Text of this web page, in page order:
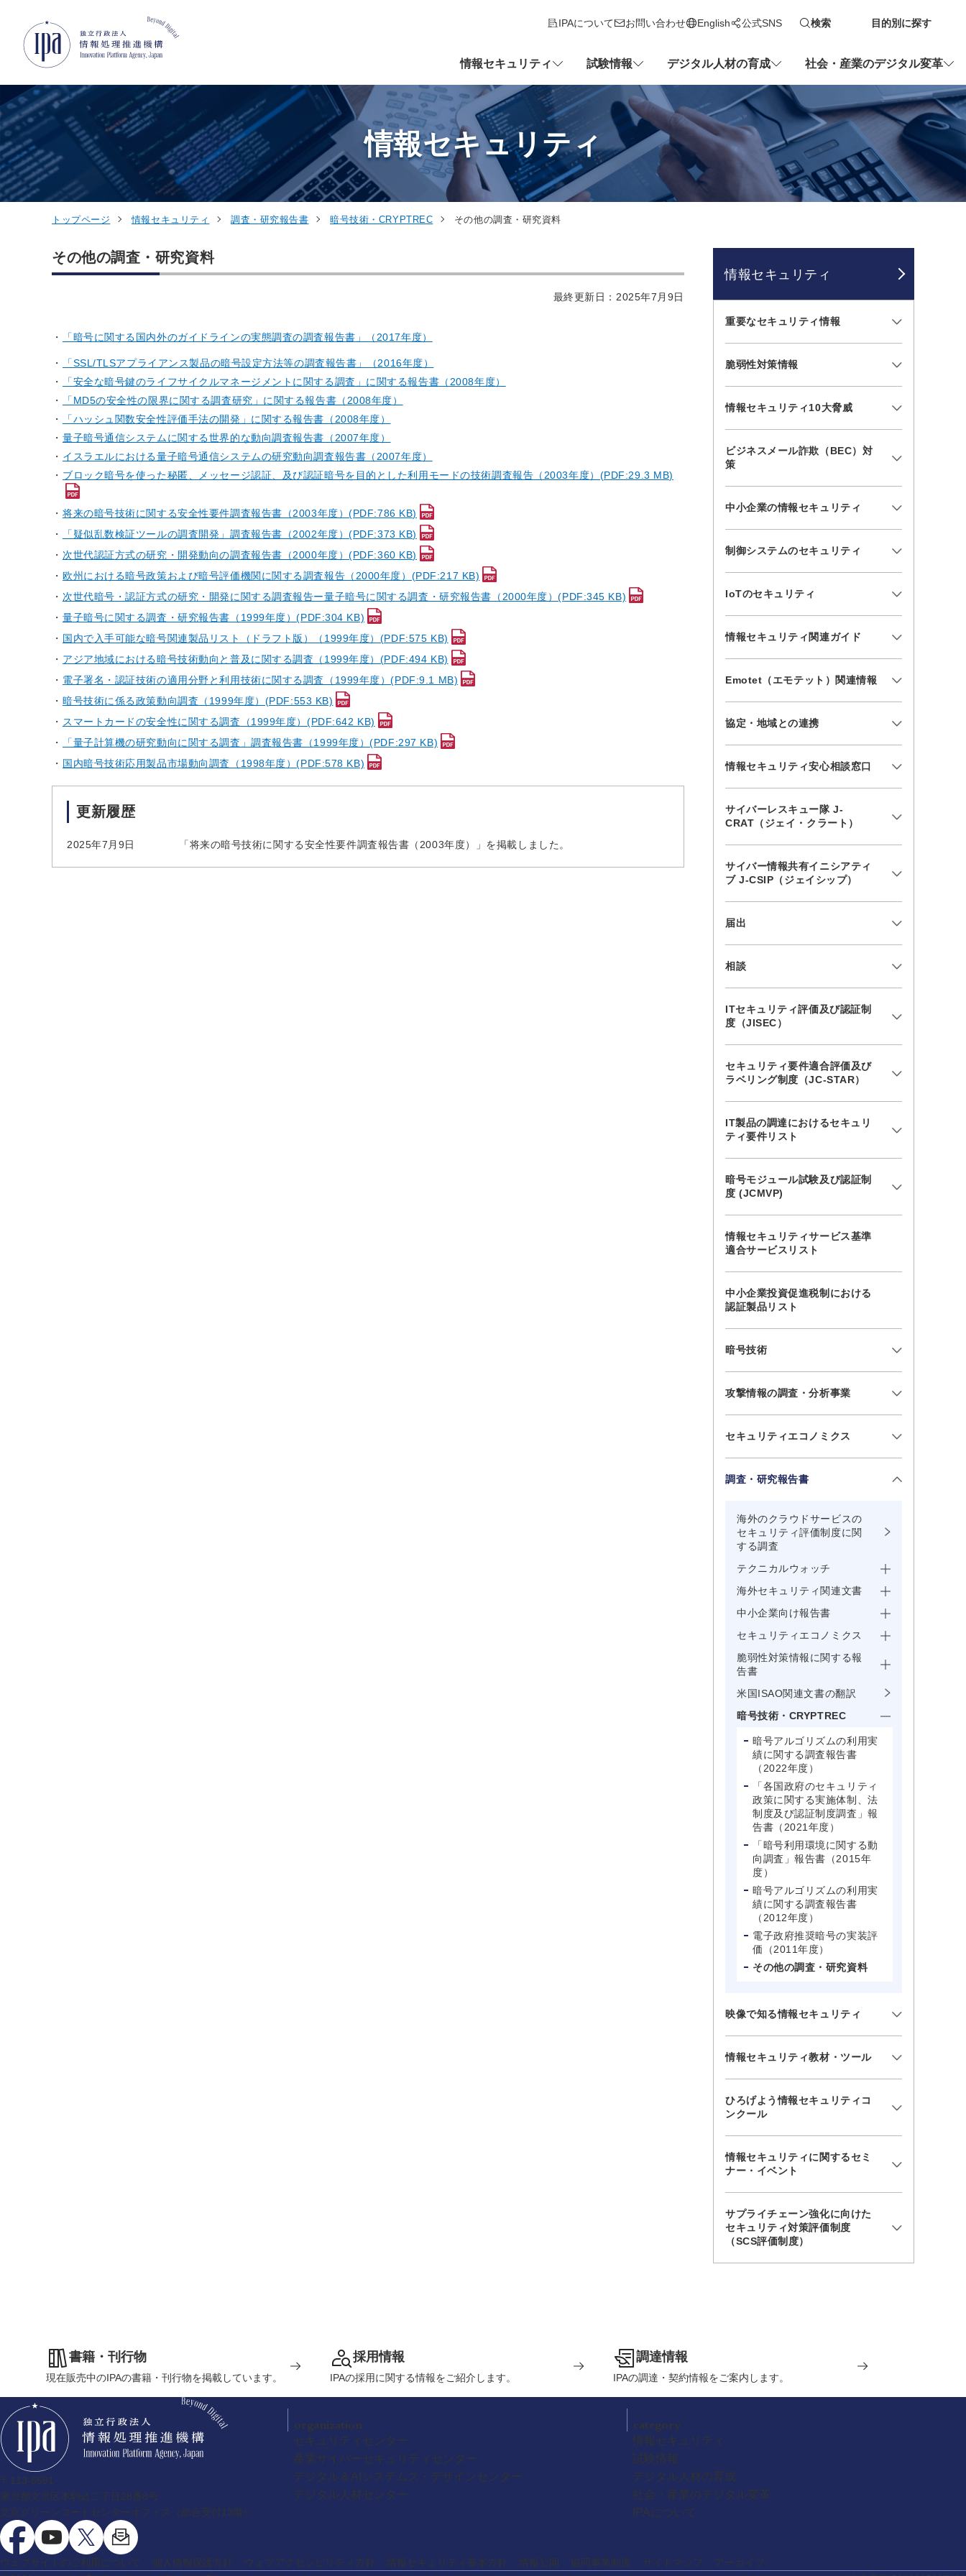
IPAについて
お問い合わせ English
新しいタブで開きます
公式SNS 検索 目的別に探す
情報セキュリティ 試験情報 デジタル人材の育成 社会・産業のデジタル変革
情報セキュリティ
トップページ 情報セキュリティ 調査・研究報告書 暗号技術・CRYPTREC その他の調査・研究資料
その他の調査・研究資料
最終更新日：2025年7月9日
「暗号に関する国内外のガイドラインの実態調査の調査報告書」（2017年度）
「SSL/TLSアプライアンス製品の暗号設定方法等の調査報告書」（2016年度）
「安全な暗号鍵のライフサイクルマネージメントに関する調査」に関する報告書（2008年度）
「MD5の安全性の限界に関する調査研究」に関する報告書（2008年度）
「ハッシュ関数安全性評価手法の開発」に関する報告書（2008年度）
量子暗号通信システムに関する世界的な動向調査報告書（2007年度）
イスラエルにおける量子暗号通信システムの研究動向調査報告書（2007年度）
ブロック暗号を使った秘匿、メッセージ認証、及び認証暗号を目的とした利用モードの技術調査報告（2003年度）(PDF:29.3 MB)
将来の暗号技術に関する安全性要件調査報告書（2003年度）(PDF:786 KB)
「疑似乱数検証ツールの調査開発」調査報告書（2002年度）(PDF:373 KB)
次世代認証方式の研究・開発動向の調査報告書（2000年度）(PDF:360 KB)
欧州における暗号政策および暗号評価機関に関する調査報告（2000年度）(PDF:217 KB)
次世代暗号・認証方式の研究・開発に関する調査報告ー量子暗号に関する調査・研究報告書（2000年度）(PDF:345 KB)
量子暗号に関する調査・研究報告書（1999年度）(PDF:304 KB)
国内で入手可能な暗号関連製品リスト（ドラフト版）（1999年度）(PDF:575 KB)
アジア地域における暗号技術動向と普及に関する調査（1999年度）(PDF:494 KB)
電子署名・認証技術の適用分野と利用技術に関する調査（1999年度）(PDF:9.1 MB)
暗号技術に係る政策動向調査（1999年度）(PDF:553 KB)
スマートカードの安全性に関する調査（1999年度）(PDF:642 KB)
「量子計算機の研究動向に関する調査」調査報告書（1999年度）(PDF:297 KB)
国内暗号技術応用製品市場動向調査（1998年度）(PDF:578 KB)
更新履歴
2025年7月9日 「将来の暗号技術に関する安全性要件調査報告書（2003年度）」を掲載しました。
情報セキュリティ
重要なセキュリティ情報
脆弱性対策情報
情報セキュリティ10大脅威
ビジネスメール詐欺（BEC）対
策
中小企業の情報セキュリティ
制御システムのセキュリティ
IoTのセキュリティ
情報セキュリティ関連ガイド
Emotet（エモテット）関連情報
協定・地域との連携
情報セキュリティ安心相談窓口
サイバーレスキュー隊 J-
CRAT（ジェイ・クラート）
サイバー情報共有イニシアティ
ブ J-CSIP（ジェイシップ）
届出
相談
ITセキュリティ評価及び認証制
度（JISEC）
セキュリティ要件適合評価及び
ラベリング制度（JC-STAR）
IT製品の調達におけるセキュリ
ティ要件リスト
暗号モジュール試験及び認証制
度 (JCMVP)
情報セキュリティサービス基準
適合サービスリスト
中小企業投資促進税制における
認証製品リスト
暗号技術
攻撃情報の調査・分析事業
セキュリティエコノミクス
調査・研究報告書
海外のクラウドサービスの
セキュリティ評価制度に関
する調査
テクニカルウォッチ
海外セキュリティ関連文書
中小企業向け報告書
セキュリティエコノミクス
脆弱性対策情報に関する報
告書
米国ISAO関連文書の翻訳
暗号技術・CRYPTREC
暗号アルゴリズムの利用実
績に関する調査報告書
（2022年度）
「各国政府のセキュリティ
政策に関する実施体制、法
制度及び認証制度調査」報
告書（2021年度）
「暗号利用環境に関する動
向調査」報告書（2015年
度）
暗号アルゴリズムの利用実
績に関する調査報告書
（2012年度）
電子政府推奨暗号の実装評
価（2011年度）
その他の調査・研究資料
映像で知る情報セキュリティ
情報セキュリティ教材・ツール
ひろげよう情報セキュリティコ
ンクール
情報セキュリティに関するセミ
ナー・イベント
サプライチェーン強化に向けた
セキュリティ対策評価制度
（SCS評価制度）
書籍・刊行物
現在販売中のIPAの書籍・刊行物を掲載しています。
採用情報
IPAの採用に関する情報をご紹介します。
調達情報
IPAの調達・契約情報をご案内します。
〒113-6591
東京都文京区本駒込二丁目28番8号
文京グリーンコートセンターオフィス（総合受付13階）
organization
セキュリティセンター
産業サイバーセキュリティセンター
デジタル＆AIシステムズ・デザインセンター
デジタル人材センター
category
情報セキュリティ
試験情報
デジタル人材の育成
社会・産業のデジタル変革
IPAについて
ウェブサイトのご利用について 個人情報保護方針 ウェブアクセシビリティ方針 情報セキュリティ基本方針 情報公開 協同事業制度 サイトマップ
アーカイブ